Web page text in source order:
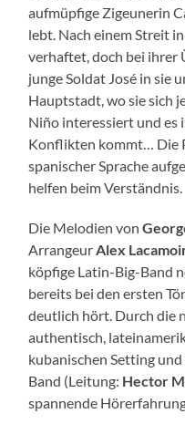
aufmüpfige Zigeunerin
lebt. Nach einem Streit
verhaftet, doch bei ihrer
junge Soldat José in sie
Hauptstadt, wo sie sich
Niño interessiert und es
Konflikten kommt… Die
spanischer Sprache
helfen beim Verständnis.
Die Melodien von
Arrangeur Alex
köpfige Latin-Big-Band
bereits bei den ersten
deutlich hört. Durch die
authentisch,
kubanischen Setting
Band (Leitung: Hector
spannende